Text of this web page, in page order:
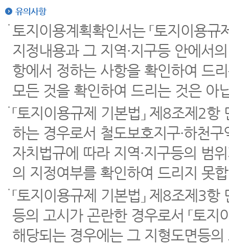
유의사항
토지이용계획확인서는 「토지이용
지정내용과 그 지역·지구등 안에서
항에서 정하는 사항을 확인하여 드
모든 것을 확인하여 드리는 것은 아
「토지이용규제 기본법」 제8조제2
하는 경우로서 철도보호지구·하천
자치법규에 따라 지역·지구등의 범
의 지정여부를 확인하여 드리지 못
「토지이용규제 기본법」 제8조제3
등의 고시가 곤란한 경우로서 「토
해당되는 경우에는 그 지형도면등